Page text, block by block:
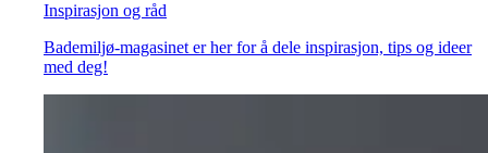
Inspirasjon og råd
Bademiljø-magasinet er her for å dele inspirasjon, tips og ideer
med deg!